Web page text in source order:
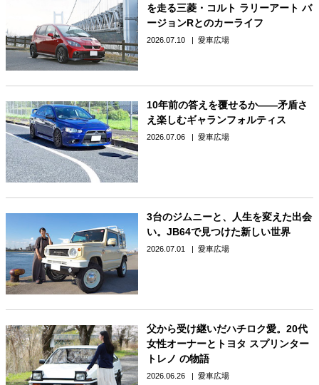
を走る三菱・コルト ラリーアート バ
ージョンRとのカーライフ
2026.07.10 愛車広場
10年前の答えを覆せるか――矛盾さ
え楽しむギャランフォルティス
2026.07.06 愛車広場
3台のジムニーと、人生を変えた出会
い。JB64で見つけた新しい世界
2026.07.01 愛車広場
父から受け継いだハチロク愛。20代
女性オーナーとトヨタ スプリンター
トレノ の物語
2026.06.26 愛車広場